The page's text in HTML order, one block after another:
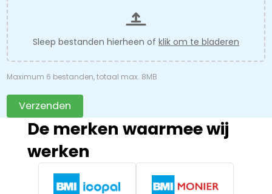
Sleep bestanden hierheen of klik om te bladeren
Maximum 6 bestanden, totaal max. 8MB
Verzenden
De merken waarmee wij
werken